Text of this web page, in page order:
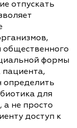
отпускать
общественного
формы
пациента,
определить
для
а не просто
доступ к